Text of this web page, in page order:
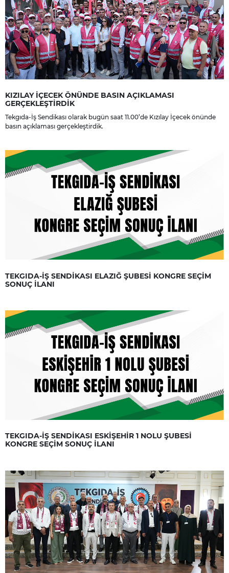
KIZILAY İÇECEK ÖNÜNDE BASIN AÇIKLAMASI
GERÇEKLEŞTİRDİK
Tekgıda-İş Sendikası olarak bugün saat 11.00’de Kızılay İçecek önünde
basın açıklaması gerçekleştirdik.
TEKGIDA-İŞ SENDİKASI ELAZIĞ ŞUBESİ KONGRE SEÇİM
SONUÇ İLANI
TEKGIDA-İŞ SENDİKASI ESKİŞEHİR 1 NOLU ŞUBESİ
KONGRE SEÇİM SONUÇ İLANI